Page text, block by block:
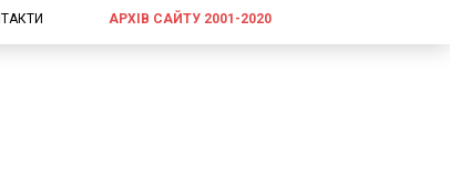
АРХІВ САЙТУ 2001-2020